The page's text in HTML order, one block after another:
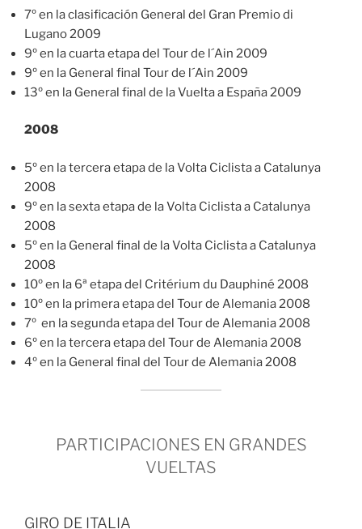
7º en la clasificación General del Gran Premio di
Lugano 2009
9º en la cuarta etapa del Tour de l´Ain 2009
9º en la General final Tour de l´Ain 2009
13º en la General final de la Vuelta a España 2009
2008
5º en la tercera etapa de la Volta Ciclista a Catalunya
2008
9º en la sexta etapa de la Volta Ciclista a Catalunya
2008
5º en la General final de la Volta Ciclista a Catalunya
2008
10º en la 6ª etapa del Critérium du Dauphiné 2008
10º en la primera etapa del Tour de Alemania 2008
7º en la segunda etapa del Tour de Alemania 2008
6º en la tercera etapa del Tour de Alemania 2008
4º en la General final del Tour de Alemania 2008
PARTICIPACIONES EN GRANDES
VUELTAS
GIRO DE ITALIA